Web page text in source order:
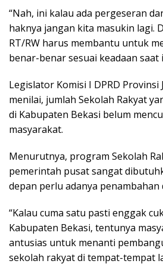
“Nah, ini kalau ada pergeseran
haknya jangan kita masukin lagi.
RT/RW harus membantu untuk
benar-benar sesuai keadaan saat
Legislator Komisi I DPRD Provinsi
menilai, jumlah Sekolah Rakyat
di Kabupaten Bekasi belum
masyarakat.
Menurutnya, program Sekolah
pemerintah pusat sangat
depan perlu adanya penambahan
“Kalau cuma satu pasti enggak
Kabupaten Bekasi, tentunya
antusias untuk menanti
sekolah rakyat di tempat-tempat